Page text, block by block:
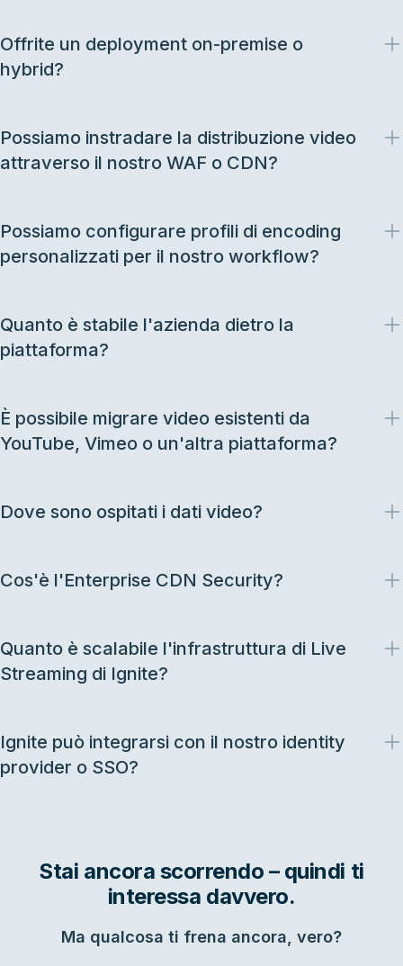
Offrite un deployment on-premise o
hybrid?
Possiamo instradare la distribuzione video
attraverso il nostro WAF o CDN?
Possiamo configurare profili di encoding
personalizzati per il nostro workflow?
Quanto è stabile l'azienda dietro la
piattaforma?
È possibile migrare video esistenti da
YouTube, Vimeo o un'altra piattaforma?
Dove sono ospitati i dati video?
Cos'è l'Enterprise CDN Security?
Quanto è scalabile l'infrastruttura di Live
Streaming di Ignite?
Ignite può integrarsi con il nostro identity
provider o SSO?
Stai ancora scorrendo – quindi ti
interessa davvero.
Ma qualcosa ti frena ancora, vero?